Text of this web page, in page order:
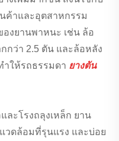
ค้าและอุตสาหกรรม
งยานพาหนะ เช่น ล้อ
กว่า 2.5 ตัน และล้อหลัง
ำให้รถธรรมดา ยางตัน
ละโรงถลุงเหล็ก ยาน
วดล้อมที่รุนแรง และบ่อย